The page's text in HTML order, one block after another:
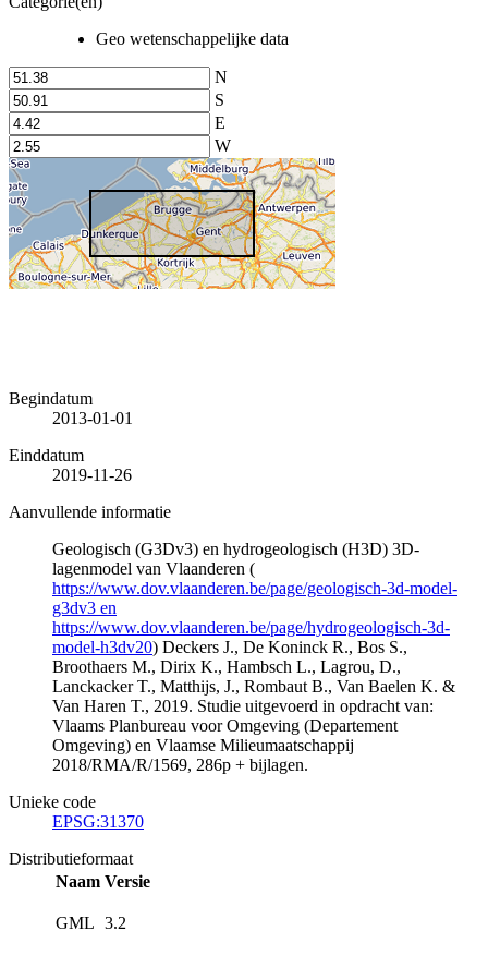
Geo wetenschappelijke data
N
S
E
W
Begindatum
2013-01-01
Einddatum
2019-11-26
Aanvullende informatie
Geologisch (G3Dv3) en hydrogeologisch (H3D) 3D-
lagenmodel van Vlaanderen (
https://www.dov.vlaanderen.be/page/geologisch-3d-model-
g3dv3 en
https://www.dov.vlaanderen.be/page/hydrogeologisch-3d-
model-h3dv20) Deckers J., De Koninck R., Bos S.,
Broothaers M., Dirix K., Hambsch L., Lagrou, D.,
Lanckacker T., Matthijs, J., Rombaut B., Van Baelen K. &
Van Haren T., 2019. Studie uitgevoerd in opdracht van:
Vlaams Planbureau voor Omgeving (Departement
Omgeving) en Vlaamse Milieumaatschappij
2018/RMA/R/1569, 286p + bijlagen.
Unieke code
EPSG:31370
Distributieformaat
Naam Versie
GML 3.2